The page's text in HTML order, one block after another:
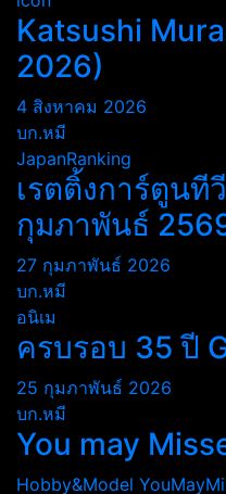
Katsushi
2026)
4 สิงหาคม 2026
บก.หมี
JapanRanking
เรตติ้งการ์ตูนที
กุมภาพันธ์
27 กุมภาพันธ์ 2026
บก.หมี
อนิเม
ครบรอบ 35 ปี
25 กุมภาพันธ์ 2026
บก.หมี
You may
Hobby&Model